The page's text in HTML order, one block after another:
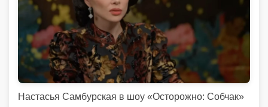
Настасья Самбурская в шоу «Осторожно: Собчак»